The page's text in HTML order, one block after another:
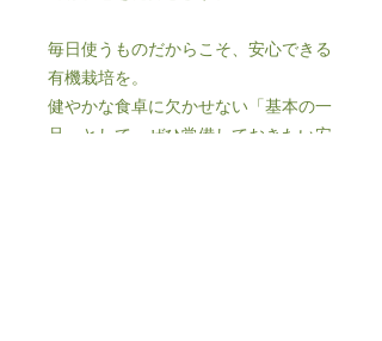
毎日使うものだからこそ、安心できる
有機栽培を。
健やかな食卓に欠かせない「基本の一
品」として、ぜひ常備しておきたい安